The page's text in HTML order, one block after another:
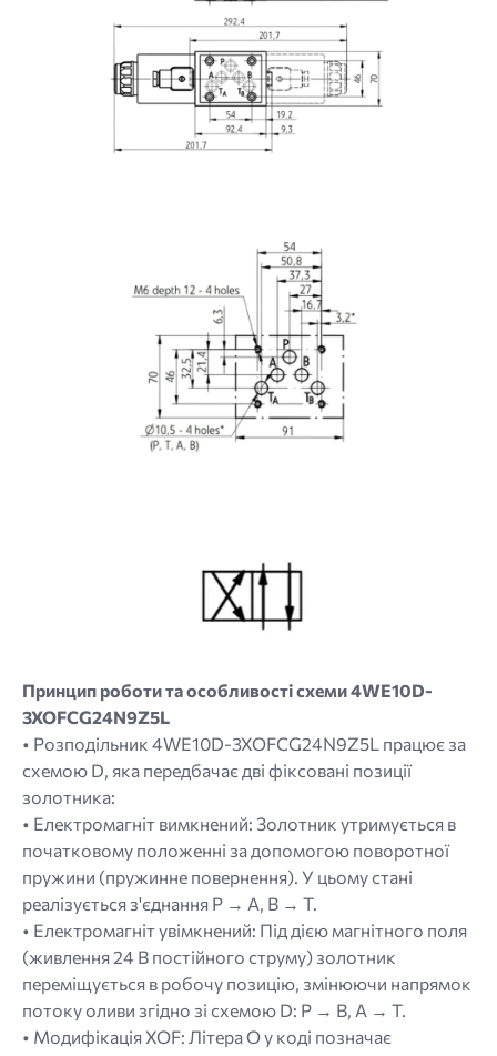
Принцип роботи та особливості схеми 4WE10D-
3XOFCG24N9Z5L
• Розподільник 4WE10D-3XOFCG24N9Z5L працює за
схемою D, яка передбачає дві фіксовані позиції
золотника:
• Електромагніт вимкнений: Золотник утримується в
початковому положенні за допомогою поворотної
пружини (пружинне повернення). У цьому стані
реалізується з'єднання P → A, B → T.
• Електромагніт увімкнений: Під дією магнітного поля
(живлення 24 В постійного струму) золотник
переміщується в робочу позицію, змінюючи напрямок
потоку оливи згідно зі схемою D: P → B, A → T.
• Модифікація XOF: Літера O у коді позначає